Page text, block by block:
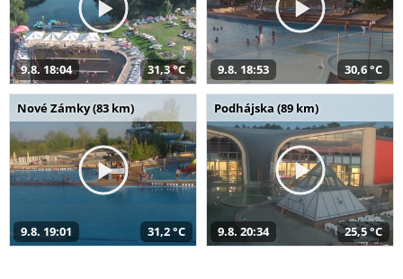
9.8. 18:04 31,3 °C 9.8. 18:53 30,6 °C
Nové Zámky (83 km)
9.8. 19:01 31,2 °C
Podhájska (89 km)
9.8. 20:34 25,5 °C